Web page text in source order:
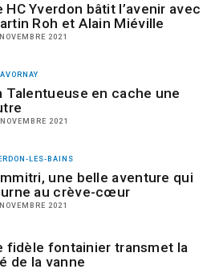
HC Yverdon bâtit l’avenir avec
Roh et Alain Miéville
2021
Talentueuse en cache une
2021
LES-BAINS
une belle aventure qui
au crève-cœur
2021
fidèle fontainier transmet la
de la vanne